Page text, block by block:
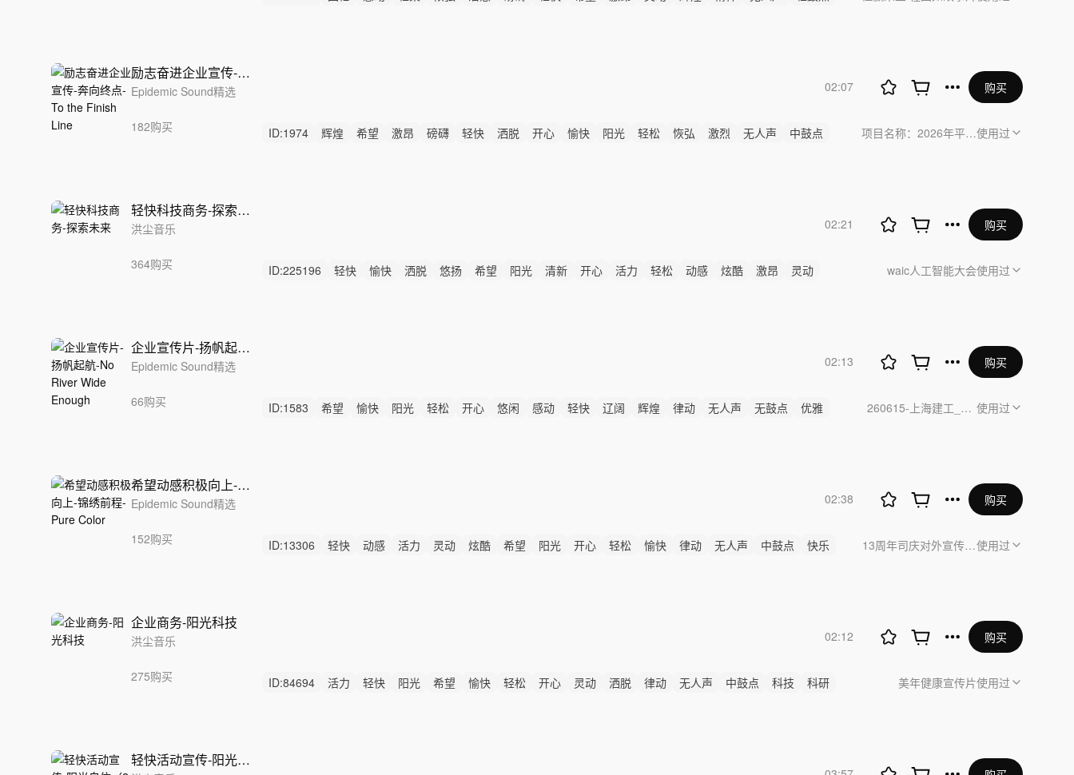
励志奋进企业宣传-奔向终点-To the Finish Line
Epidemic Sound精选
182购买
02:07
ID:1974 辉煌 希望 激昂 磅礴 轻快 洒脱 开心 愉快 阳光 轻松 恢弘 激烈 无人声
中鼓点
购买
项目名称：2026年平安银行评优表彰项目
使用过
轻快科技商务-探索未来
洪尘音乐
364购买
02:21
ID:225196 轻快 愉快 洒脱 悠扬 希望 阳光 清新 开心 活力 轻松 动感 炫酷 激昂
灵动
购买
waic人工智能大会使用过
企业宣传片-扬帆起航-No River Wide Enough
Epidemic Sound精选
66购买
02:13
ID:1583 希望 愉快 阳光 轻松 开心 悠闲 感动 轻快 辽阔 辉煌 律动 无人声 无鼓点
优雅
购买
260615-上海建工_投资发展公司
使用过
希望动感积极向上-锦绣前程-Pure Color
Epidemic Sound精选
152购买
02:38
ID:13306 轻快 动感 活力 灵动 炫酷 希望 阳光 开心 轻松 愉快 律动 无人声 中鼓点
快乐
购买
13周年司庆对外宣传视频（以声纪年|<国
使用过
企业商务-阳光科技
洪尘音乐
275购买
02:12
ID:84694 活力 轻快 阳光 希望 愉快 轻松 开心 灵动 洒脱 律动 无人声 中鼓点 科技
科研
购买
美年健康宣传片使用过
轻快活动宣传-阳光自信（2分钟、1分钟、30s）（剪辑师必备）